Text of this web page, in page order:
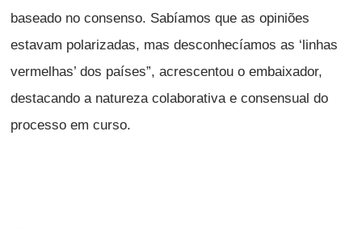
baseado no consenso. Sabíamos que as opiniões
estavam polarizadas, mas desconhecíamos as ‘linhas
vermelhas’ dos países”, acrescentou o embaixador,
destacando a natureza colaborativa e consensual do
processo em curso.